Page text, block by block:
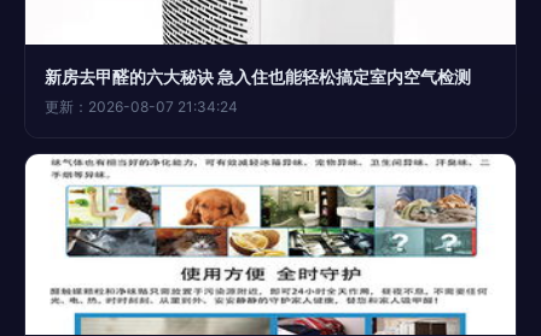
新房去甲醛的六大秘诀 急入住也能轻松搞定室内空气检测
更新：2026-08-07 21:34:24